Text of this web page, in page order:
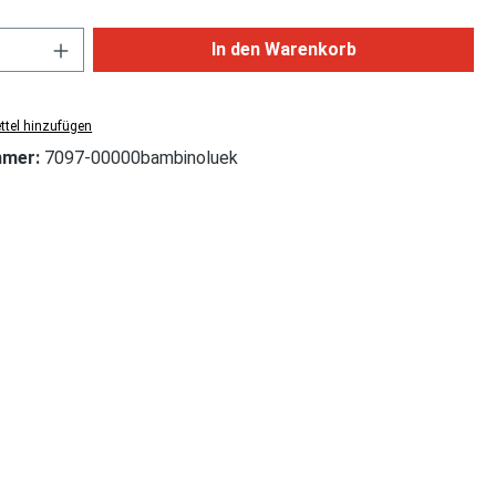
Anzahl: Gib den gewünschten Wert ein
In den Warenkorb
hinzufügen
7097-00000bambinoluek